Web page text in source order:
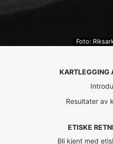
Foto:
KARTLEGGING
Resultater av
ETISKE
Bli kjent med